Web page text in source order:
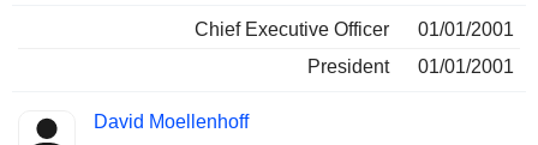
Chief Executive Officer
01/01/2001
President
01/01/2001
David Moellenhoff